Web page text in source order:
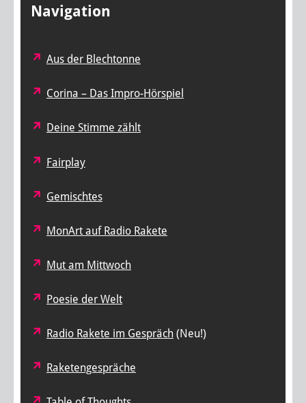
Navigation
Aus der Blechtonne
Corina – Das Impro-Hörspiel
Deine Stimme zählt
Fairplay
Gemischtes
MonArt auf Radio Rakete
Mut am Mittwoch
Poesie der Welt
Radio Rakete im Gespräch (Neu!)
Raketengespräche